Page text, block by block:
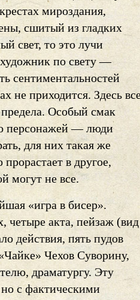
мироздания,
сшитый из гладких
свет, то это лучи
по свету —
сентиментальностей
не приходится. Здесь
Особый смак
персонажей — люди
для них такая же
в другое,
могут не все.
«игра в бисер».
четыре акта, пейзаж (вид
действия, пять пудов
Чехов Суворину,
драматургу. Эту
с фактическими